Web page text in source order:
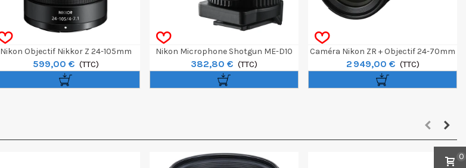
Nikon Objectif Nikkor Z 24-105mm
F/4-7.1
599,00 € (TTC)
Nikon Microphone Shotgun ME-D10
382,80 € (TTC)
Caméra Nikon ZR + Objectif 24-70mm
2 949,00 € (TTC)
0